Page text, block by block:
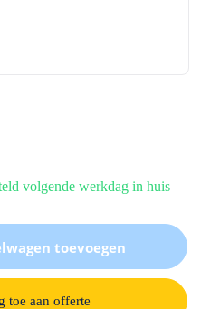
volgende werkdag in huis
toevoegen
toe aan offerte